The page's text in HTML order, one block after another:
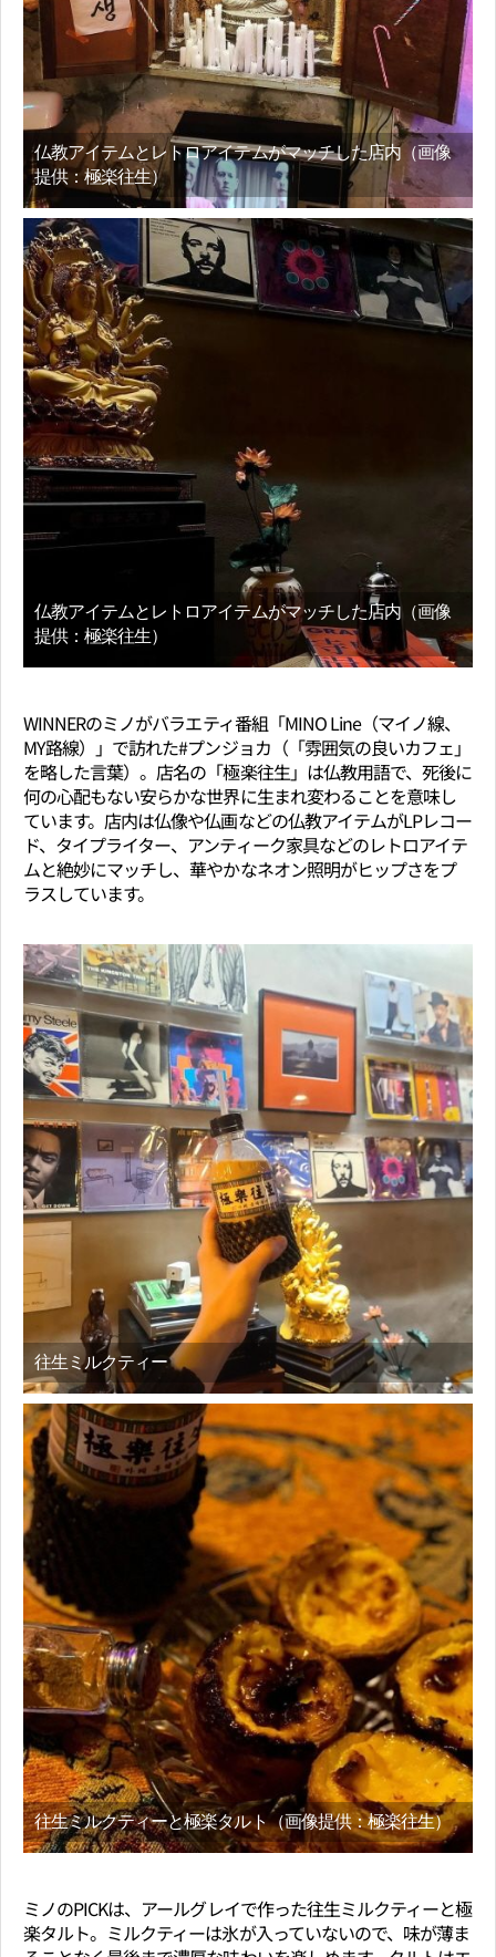
仏教アイテムとレトロアイテムがマッチした店内（画像
提供：極楽往生）
仏教アイテムとレトロアイテムがマッチした店内（画像
提供：極楽往生）
WINNERのミノがバラエティ番組「MINO Line（マイノ線、
MY路線）」で訪れた#プンジョカ（「雰囲気の良いカフェ」
を略した言葉）。店名の「極楽往生」は仏教用語で、死後に
何の心配もない安らかな世界に生まれ変わることを意味し
ています。店内は仏像や仏画などの仏教アイテムがLPレコー
ド、タイプライター、アンティーク家具などのレトロアイテ
ムと絶妙にマッチし、華やかなネオン照明がヒップさをプ
ラスしています。
往生ミルクティー
往生ミルクティーと極楽タルト（画像提供：極楽往生）
ミノのPICKは、アールグレイで作った往生ミルクティーと極
楽タルト。ミルクティーは氷が入っていないので、味が薄ま